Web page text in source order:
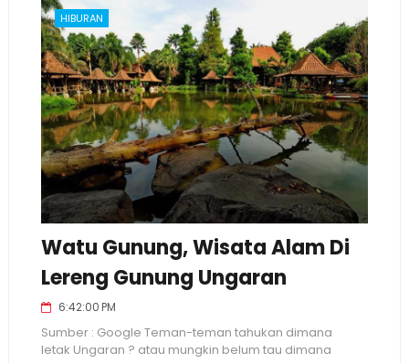
HIBURAN
Watu Gunung, Wisata Alam Di
Lereng Gunung Ungaran
6:42:00 PM
Sumber : Google Teman-teman tahukan dimana
letak Ungaran ? atau mungkin belum tau dimana